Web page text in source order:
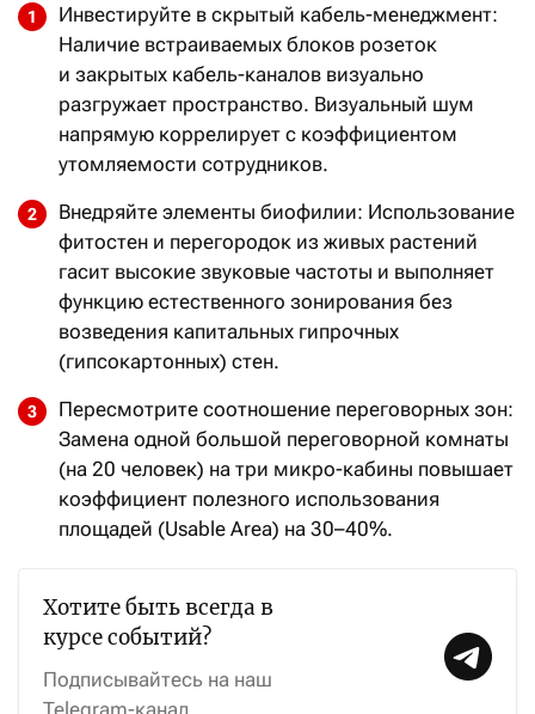
Инвестируйте в скрытый кабель-менеджмент:
Наличие встраиваемых блоков розеток
и закрытых кабель-каналов визуально
разгружает пространство. Визуальный шум
напрямую коррелирует с коэффициентом
утомляемости сотрудников.
Внедряйте элементы биофилии: Использование
фитостен и перегородок из живых растений
гасит высокие звуковые частоты и выполняет
функцию естественного зонирования без
возведения капитальных гипрочных
(гипсокартонных) стен.
Пересмотрите соотношение переговорных зон:
Замена одной большой переговорной комнаты
(на 20 человек) на три микро-кабины повышает
коэффициент полезного использования
площадей (Usable Area) на 30–40%.
Хотите быть всегда в
курсе событий?
Подписывайтесь на наш
Telegram-канал